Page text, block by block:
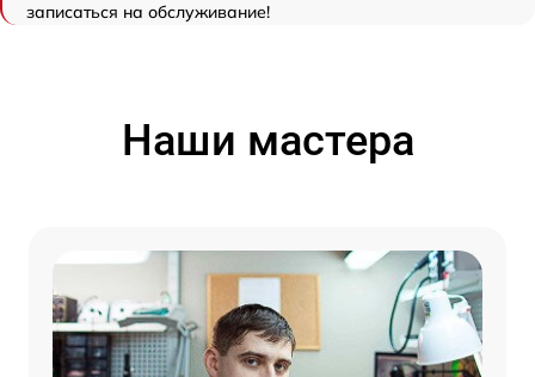
записаться на обслуживание!
Наши мастера